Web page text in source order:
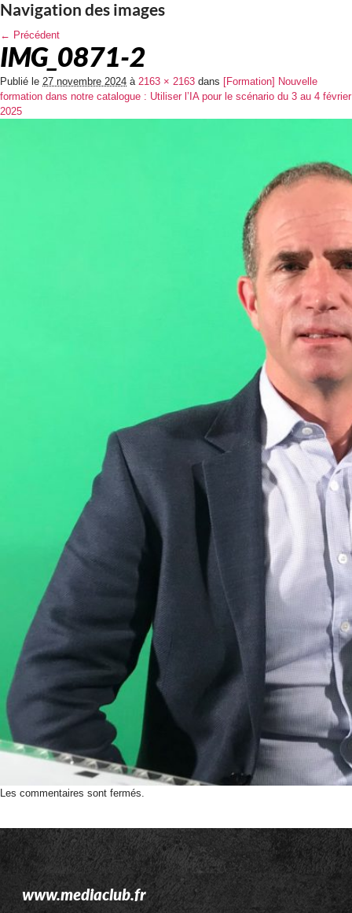
Navigation des images
← Précédent
IMG_0871-2
Publié le 27 novembre 2024 à 2163 × 2163 dans [Formation] Nouvelle
formation dans notre catalogue : Utiliser l’IA pour le scénario du 3 au 4 février
2025
Les commentaires sont fermés.
www.mediaclub.fr